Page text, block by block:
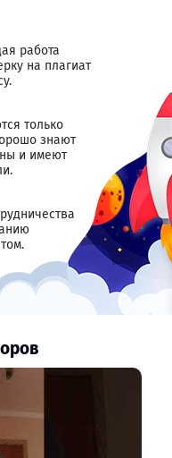
работа
на плагиат
только
знают
и имеют